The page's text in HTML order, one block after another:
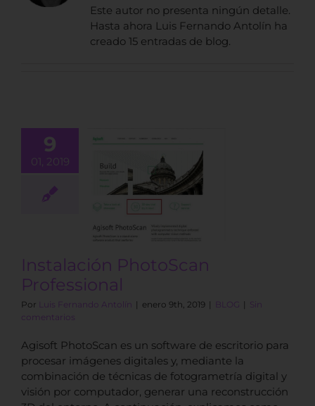
Este autor no presenta ningún detalle.
Hasta ahora Luis Fernando Antolín ha
creado 15 entradas de blog.
9
01, 2019
Instalación PhotoScan
Professional
Por Luis Fernando Antolín | enero 9th, 2019 | BLOG | Sin
comentarios
Agisoft PhotoScan es un software de escritorio para
procesar imágenes digitales y, mediante la
combinación de técnicas de fotogrametría digital y
visión por computador, generar una reconstrucción